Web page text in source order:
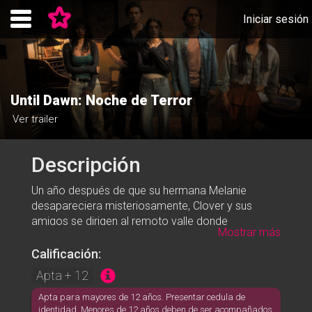
Iniciar sesión
Until Dawn: Noche de Terror
Ver trailer
Descripción
Un año después de que su hermana Melanie
desapareciera misteriosamente, Clover y sus
amigos se dirigen al remoto valle donde
desapareció en busca de respuestas. Explorando
un centro de visitantes abandonado, se encuentran
acechados por un asesino enmascarado y son
asesinados horriblemente uno a uno... sólo para
despertar y encontrarse de nuevo al principio de la
Mostrar más
Calificación:
Apta + 12
Apta para mayores de 12 años. Presentar cedula de
identidad. Menores de 12 años deben de ser acompañados